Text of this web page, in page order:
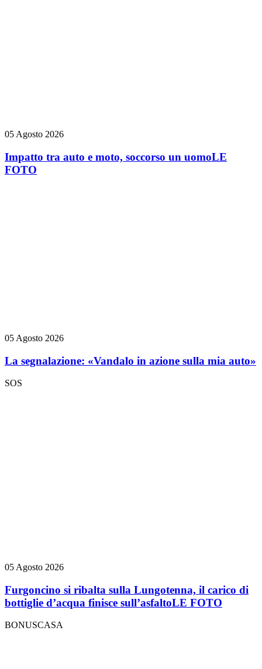
05 Agosto 2026
Impatto tra auto e moto, soccorso un uomoLE
FOTO
05 Agosto 2026
La segnalazione: «Vandalo in azione sulla mia auto»
SOS
05 Agosto 2026
Furgoncino si ribalta sulla Lungotenna, il carico di
bottiglie d’acqua finisce sull’asfaltoLE FOTO
BONUSCASA